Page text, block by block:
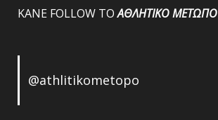
ΚΑΝΕ FOLLOW ΤΟΑΘΛΗΤΙΚΟΜΕΤΩΠΟ
@athlitikometopo